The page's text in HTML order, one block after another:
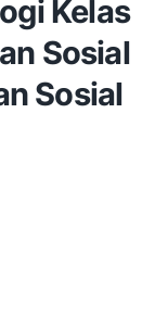
Kelas
Sosial
Sosial